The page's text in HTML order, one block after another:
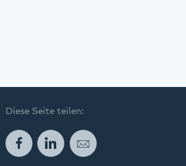
Diese Seite teilen:
FacebookLinkedInE-Mail